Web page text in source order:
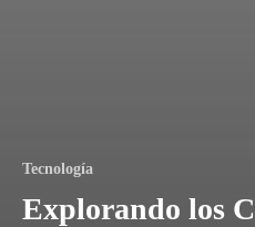
Tecnología
Explorando los